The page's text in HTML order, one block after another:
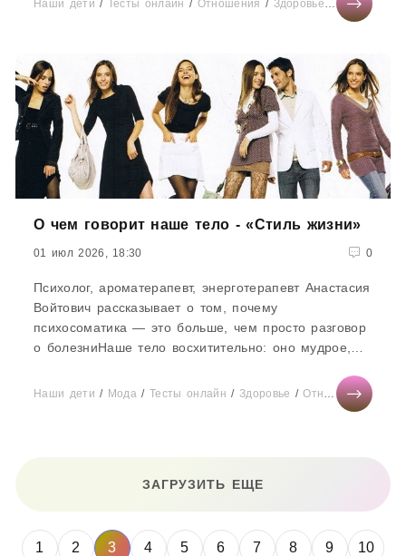
Наши дети / Тесты онлайн / Отношения / Здоровье/Мода/
О чем говорит наше тело - «Стиль жизни»
01 июл 2026, 18:30 0
Психолог, ароматерапевт, энерготерапевт Анастасия
Войтович рассказывает о том, почему
психосоматика — это больше, чем просто разговор
о болезниНаше тело восхитительно: оно мудрое,
Наши дети / Мода /Тесты онлайн / Здоровье /Отношения /
ЗАГРУЗИТЬ ЕЩЕ
1 2 3 4 5 6 7 8 9 10